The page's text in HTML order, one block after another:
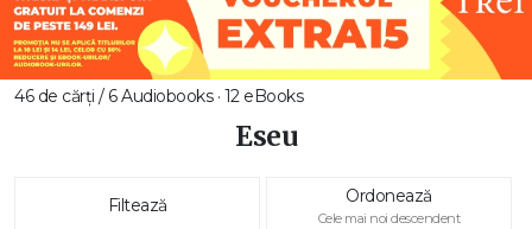
46 de cărți / 6 Audiobooks · 12 eBooks
Eseu
Filtează Ordonează
Cele mai noi descendent